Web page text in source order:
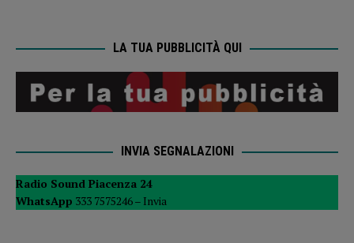
LA TUA PUBBLICITÀ QUI
INVIA SEGNALAZIONI
Radio Sound Piacenza 24
WhatsApp 333 7575246 – Invia